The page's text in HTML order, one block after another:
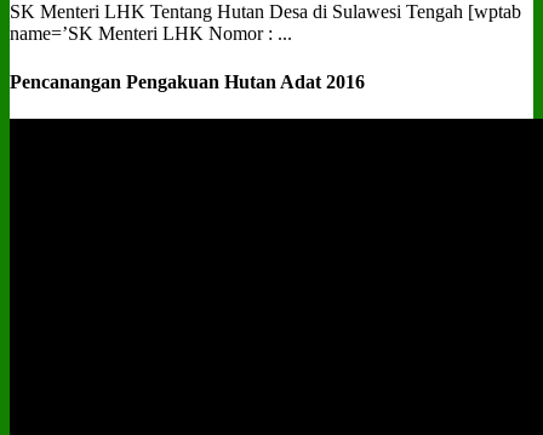
SK Menteri LHK Tentang Hutan Desa di Sulawesi Tengah [wptab
name=’SK Menteri LHK Nomor : ...
Pencanangan Pengakuan Hutan Adat 2016